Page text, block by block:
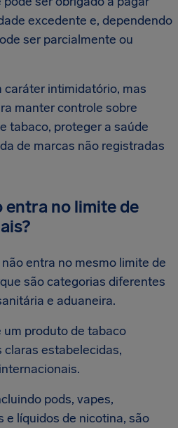
excedente e, dependendo
ser parcialmente ou
intimidatório, mas
manter controle sobre
tabaco, proteger a saúde
de marcas não registradas
no limite de
entra no mesmo limite de
são categorias diferentes
e aduaneira.
produto de tabaco
estabelecidas,
pods, vapes,
líquidos de nicotina, são